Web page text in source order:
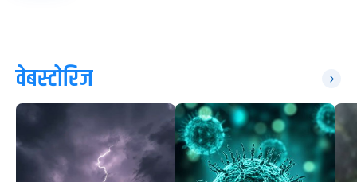
वेबस्टोरिज